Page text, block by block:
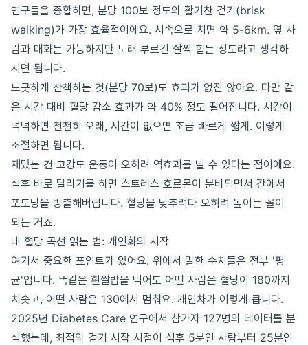
연구들을 종합하면, 분당 100보 정도의 활기찬 걷기(brisk
walking)가 가장 효율적이에요. 시속으로 치면 약 5-6km. 옆 사
람과 대화는 가능하지만 노래 부르긴 살짝 힘든 정도라고 생각하
시면 됩니다.
느긋하게 산책하는 것(분당 70보)도 효과가 없진 않아요. 다만 같
은 시간 대비 혈당 감소 효과가 약 40% 정도 떨어집니다. 시간이
넉넉하면 천천히 오래, 시간이 없으면 조금 빠르게 짧게. 이렇게
조절하면 됩니다.
재밌는 건 고강도 운동이 오히려 역효과를 낼 수 있다는 점이에요.
식후 바로 달리기를 하면 스트레스 호르몬이 분비되면서 간에서
포도당을 방출해버립니다. 혈당을 낮추려다 오히려 높이는 꼴이
되는 거죠.
내 혈당 곡선 읽는 법: 개인화의 시작
여기서 중요한 포인트가 있어요. 위에서 말한 수치들은 전부 '평
균'입니다. 똑같은 흰쌀밥을 먹어도 어떤 사람은 혈당이 180까지
치솟고, 어떤 사람은 130에서 멈춰요. 개인차가 이렇게 큽니다.
2025년 Diabetes Care 연구에서 참가자 127명의 데이터를 분
석했는데, 최적의 걷기 시작 시점이 식후 5분인 사람부터 25분인